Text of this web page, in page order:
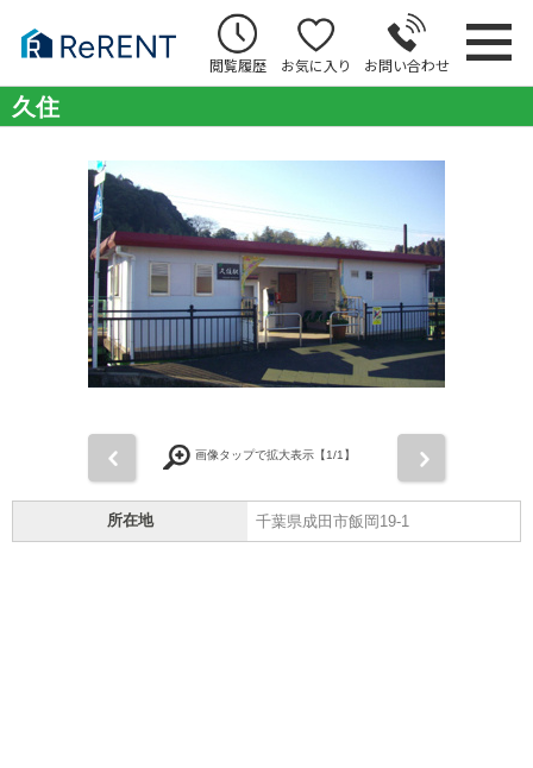
閲覧履歴 お気に入り お問い合わせ
久住
画像タップで拡大表示【1/1】
所在地 千葉県成田市飯岡19-1